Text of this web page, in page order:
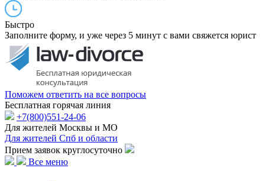
Быстро
Заполните форму, и уже через 5 минут с вами свяжется юрист
Поможем ответить на все вопросы
Бесплатная горячая линия
+7(800)551-24-06
Для жителей Москвы и МО
Для жителей Спб и области
Прием заявок круглосуточно
Все меню